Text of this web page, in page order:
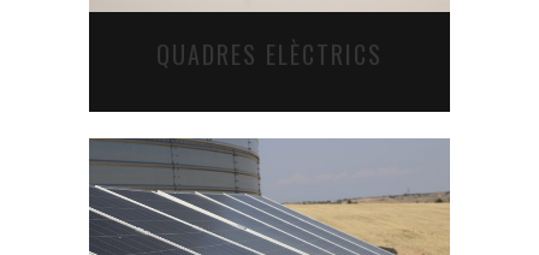
QUADRES ELÈCTRICS